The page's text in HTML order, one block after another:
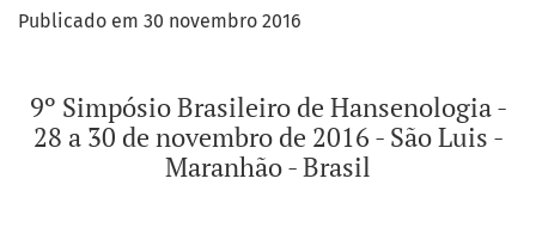
Publicado em 30 novembro 2016
9º Simpósio Brasileiro de Hansenologia -
28 a 30 de novembro de 2016 - São Luis -
Maranhão - Brasil